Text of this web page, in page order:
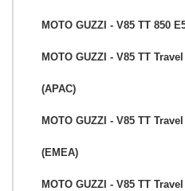
MOTO GUZZI - V85 TT 850
MOTO GUZZI - V85 TT
(APAC)
MOTO GUZZI - V85 TT
(EMEA)
MOTO GUZZI - V85 TT